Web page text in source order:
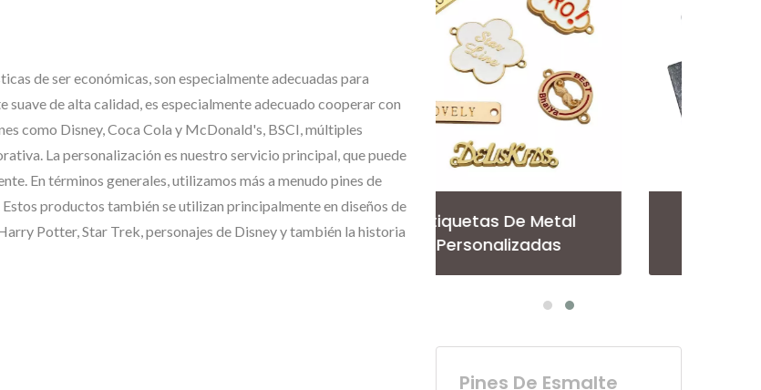
de ser económicas, son especialmente adecuadas para
de alta calidad, es especialmente adecuado cooperar con
como Disney, Coca Cola y McDonald's, BSCI, múltiples
La personalización es nuestro servicio principal, que puede
En términos generales, utilizamos más a menudo pines de
productos también se utilizan principalmente en diseños de
Potter, Star Trek, personajes de Disney y también la historia
Solapa
Etiquetas De Metal
Personalizadas
Pin De Solapa
Personalizado
Pines De Esmalte